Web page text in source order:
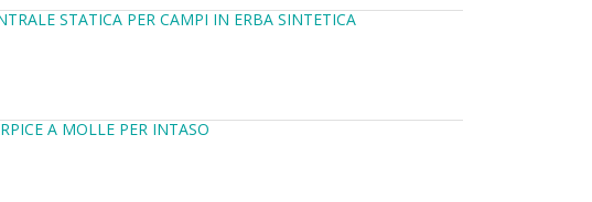
STATICA PER CAMPI IN ERBA SINTETICA
A MOLLE PER INTASO